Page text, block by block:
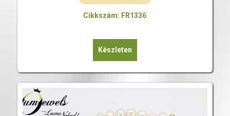
Cikkszám: FR1336
Készleten